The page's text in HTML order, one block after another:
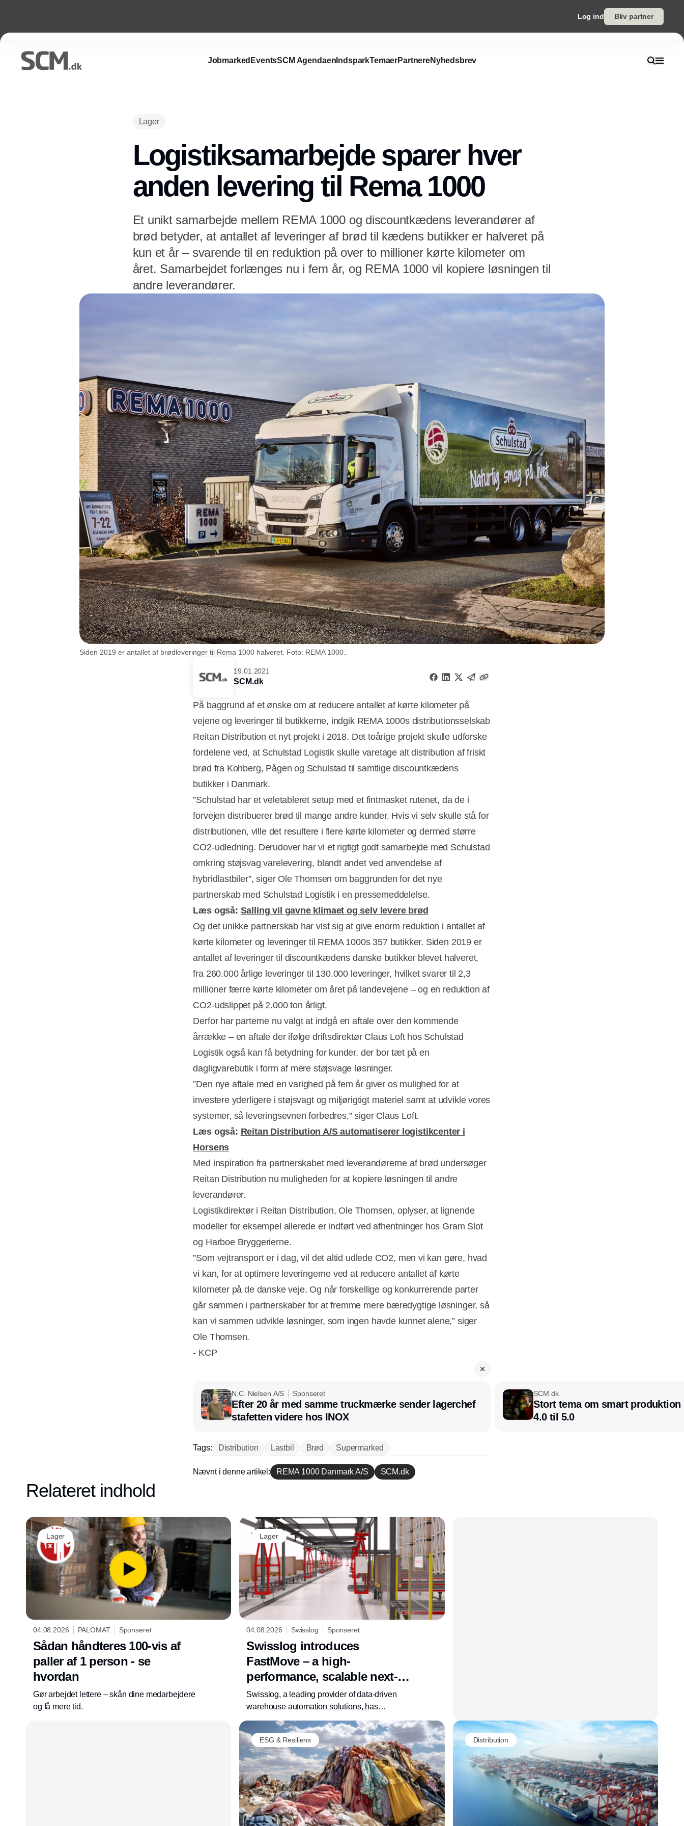
Log ind Bliv partner
Jobmarked EventsSCM Agendaen IndsparkTemaerPartnereNyhedsbrev
Lager
Logistiksamarbejde sparer hver
anden levering til Rema 1000
Et unikt samarbejde mellem REMA 1000 og discountkædens leverandører af
brød betyder, at antallet af leveringer af brød til kædens butikker er halveret på
kun et år – svarende til en reduktion på over to millioner kørte kilometer om
året. Samarbejdet forlænges nu i fem år, og REMA 1000 vil kopiere løsningen til
andre leverandører.
Siden 2019 er antallet af brødleveringer til Rema 1000 halveret. Foto: REMA 1000..
19.01.2021
SCM.dk
På baggrund af et ønske om at reducere antallet af kørte kilometer på
vejene og leveringer til butikkerne, indgik REMA 1000s distributionsselskab
Reitan Distribution et nyt projekt i 2018. Det toårige projekt skulle udforske
fordelene ved, at Schulstad Logistik skulle varetage alt distribution af friskt
brød fra Kohberg, Pågen og Schulstad til samtlige discountkædens
butikker i Danmark.
”Schulstad har et veletableret setup med et fintmasket rutenet, da de i
forvejen distribuerer brød til mange andre kunder. Hvis vi selv skulle stå for
distributionen, ville det resultere i flere kørte kilometer og dermed større
CO2-udledning. Derudover har vi et rigtigt godt samarbejde med Schulstad
omkring støjsvag varelevering, blandt andet ved anvendelse af
hybridlastbiler”, siger Ole Thomsen om baggrunden for det nye
partnerskab med Schulstad Logistik i en pressemeddelelse.
Læs også: Salling vil gavne klimaet og selv levere brød
Og det unikke partnerskab har vist sig at give enorm reduktion i antallet af
kørte kilometer og leveringer til REMA 1000s 357 butikker. Siden 2019 er
antallet af leveringer til discountkædens danske butikker blevet halveret,
fra 260.000 årlige leveringer til 130.000 leveringer, hvilket svarer til 2,3
millioner færre kørte kilometer om året på landevejene – og en reduktion af
CO2-udslippet på 2.000 ton årligt.
Derfor har parterne nu valgt at indgå en aftale over den kommende
årrække – en aftale der ifølge driftsdirektør Claus Loft hos Schulstad
Logistik også kan få betydning for kunder, der bor tæt på en
dagligvarebutik i form af mere støjsvage løsninger.
”Den nye aftale med en varighed på fem år giver os mulighed for at
investere yderligere i støjsvagt og miljørigtigt materiel samt at udvikle vores
systemer, så leveringsevnen forbedres,” siger Claus Loft.
Læs også: Reitan Distribution A/S automatiserer logistikcenter i
Horsens
Med inspiration fra partnerskabet med leverandørerne af brød undersøger
Reitan Distribution nu muligheden for at kopiere løsningen til andre
leverandører.
Logistikdirektør i Reitan Distribution, Ole Thomsen, oplyser, at lignende
modeller for eksempel allerede er indført ved afhentninger hos Gram Slot
og Harboe Bryggerierne.
”Som vejtransport er i dag, vil det altid udlede CO2, men vi kan gøre, hvad
vi kan, for at optimere leveringerne ved at reducere antallet af kørte
kilometer på de danske veje. Og når forskellige og konkurrerende parter
går sammen i partnerskaber for at fremme mere bæredygtige løsninger, så
kan vi sammen udvikle løsninger, som ingen havde kunnet alene,” siger
Ole Thomsen.
- KCP
N.C. Nielsen A/S Sponseret
Efter 20 år med samme truckmærke sender lagerchef
stafetten videre hos INOX
SCM.dk
Stort tema om smart
4.0 til 5.0
Tags: Distribution Lastbil Brød Supermarked
Nævnt i denne artikel: REMA 1000 Danmark A/S SCM.dk
Relateret indhold
Lager
04.08.2026 PALOMAT Sponseret
Sådan håndteres 100-vis af
paller af 1 person - se
hvordan
Gør arbejdet lettere – skån dine medarbejdere
og få mere tid.
Lager
04.08.2026 Swisslog Sponseret
Swisslog introduces
FastMove – a high-
performance, scalable next-
generation monorail solution
for future-ready pallet
transport
Swisslog, a leading provider of data-driven
warehouse automation solutions, has
repositioned its proven monorail system under
the new name FastMove. The updated
product identity reflects enhanced customer
value, with a focus on performance, flexibility,
and improved equipment lifecycle for long-
distance pallet transport.
ESG & Resiliens Distribution